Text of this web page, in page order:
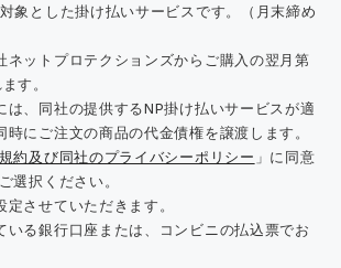
象とした掛け払いサービスです。（月末締め
ネットプロテクションズからご購入の翌月第
す。
は、同社の提供するNP掛け払いサービスが適
時にご注文の商品の代金債権を譲渡します。
約及び同社のプライバシーポリシー 」に同意
選択ください。
させていただきます。
いる銀行口座または、コンビニの払込票でお